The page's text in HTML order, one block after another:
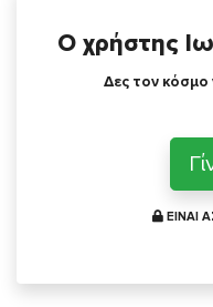
Ο χρήστης
Δες τον κόσμο
ΕΙΝΑΙ